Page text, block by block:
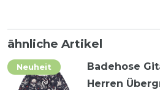
ähnliche Artikel
Neuheit
Badehose
Herren